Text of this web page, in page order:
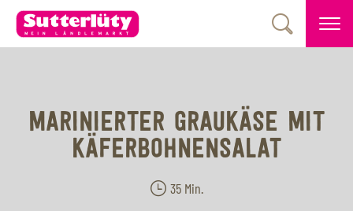
MARINIERTER GRAUKÄSE MIT
KÄFERBOHNENSALAT
35 Min.